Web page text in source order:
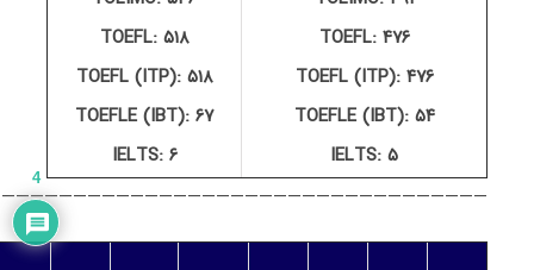
TOEFL: ۴۷۶
TOEFL (ITP): ۴۷۶
TOEFLE (IBT): ۵۴
IELTS: ۵
TOEFL: ۵۱۸
TOEFL (ITP): ۵۱۸
TOEFLE (IBT): ۶۷
IELTS: ۶
4